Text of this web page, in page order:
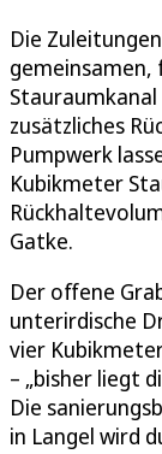
Die
gemeinsamen,
zusätzliches
Pumpwerk
Kubikmeter
Gatke.
Der offene
unterirdische
vier
– „bisher liegt
Die
in Langel wird